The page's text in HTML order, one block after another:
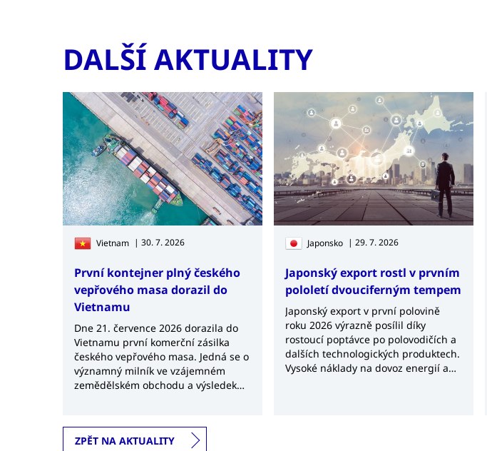
DALŠÍ AKTUALITY
Vietnam | 30. 7. 2026
První kontejner plný českého
vepřového masa dorazil do
Vietnamu
Dne 21. července 2026 dorazila do
Vietnamu první komerční zásilka
českého vepřového masa. Jedná se o
významný milník ve vzájemném
zemědělském obchodu a výsledek
Japonsko | 29. 7. 2026
Japonský export rostl v prvním
pololetí dvouciferným tempem
Japonský export v první polovině
roku 2026 výrazně posílil díky
rostoucí poptávce po polovodičích a
dalších technologických produktech.
Vysoké náklady na dovoz energií a
ZPĚT NA AKTUALITY